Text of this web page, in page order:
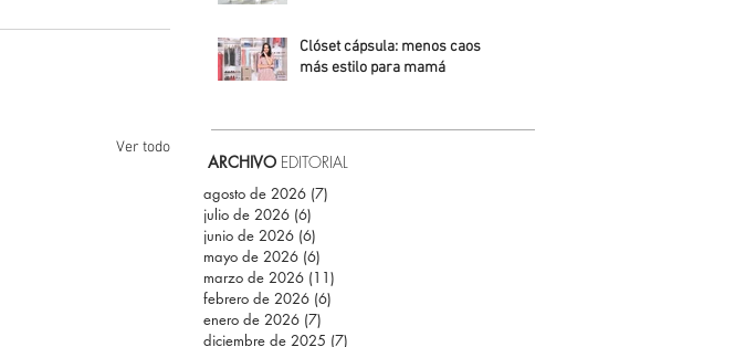
Ver todo
Clóset cápsula: menos caos,
más estilo para mamá
ARCHIVO EDITORIAL
agosto de 2026 (7)
julio de 2026 (6)
junio de 2026 (6)
mayo de 2026 (6)
marzo de 2026 (11)
febrero de 2026 (6)
enero de 2026 (7)
diciembre de 2025 (7)